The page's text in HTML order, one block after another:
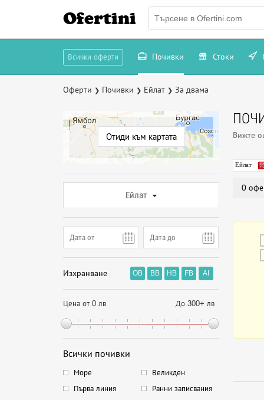
Ofertini
Всички оферти Почивки Стоки
Оферти ❯ Почивки ❯ Ейлат ❯ За двама
Отиди към картата
Ейлат
Изхранване OB BB HB FB AI
Цена от 0 лв До 300+ лв
Всички почивки
Море
Великден
Първа линия
Ранни записвания
Вижте
Ейлат
0